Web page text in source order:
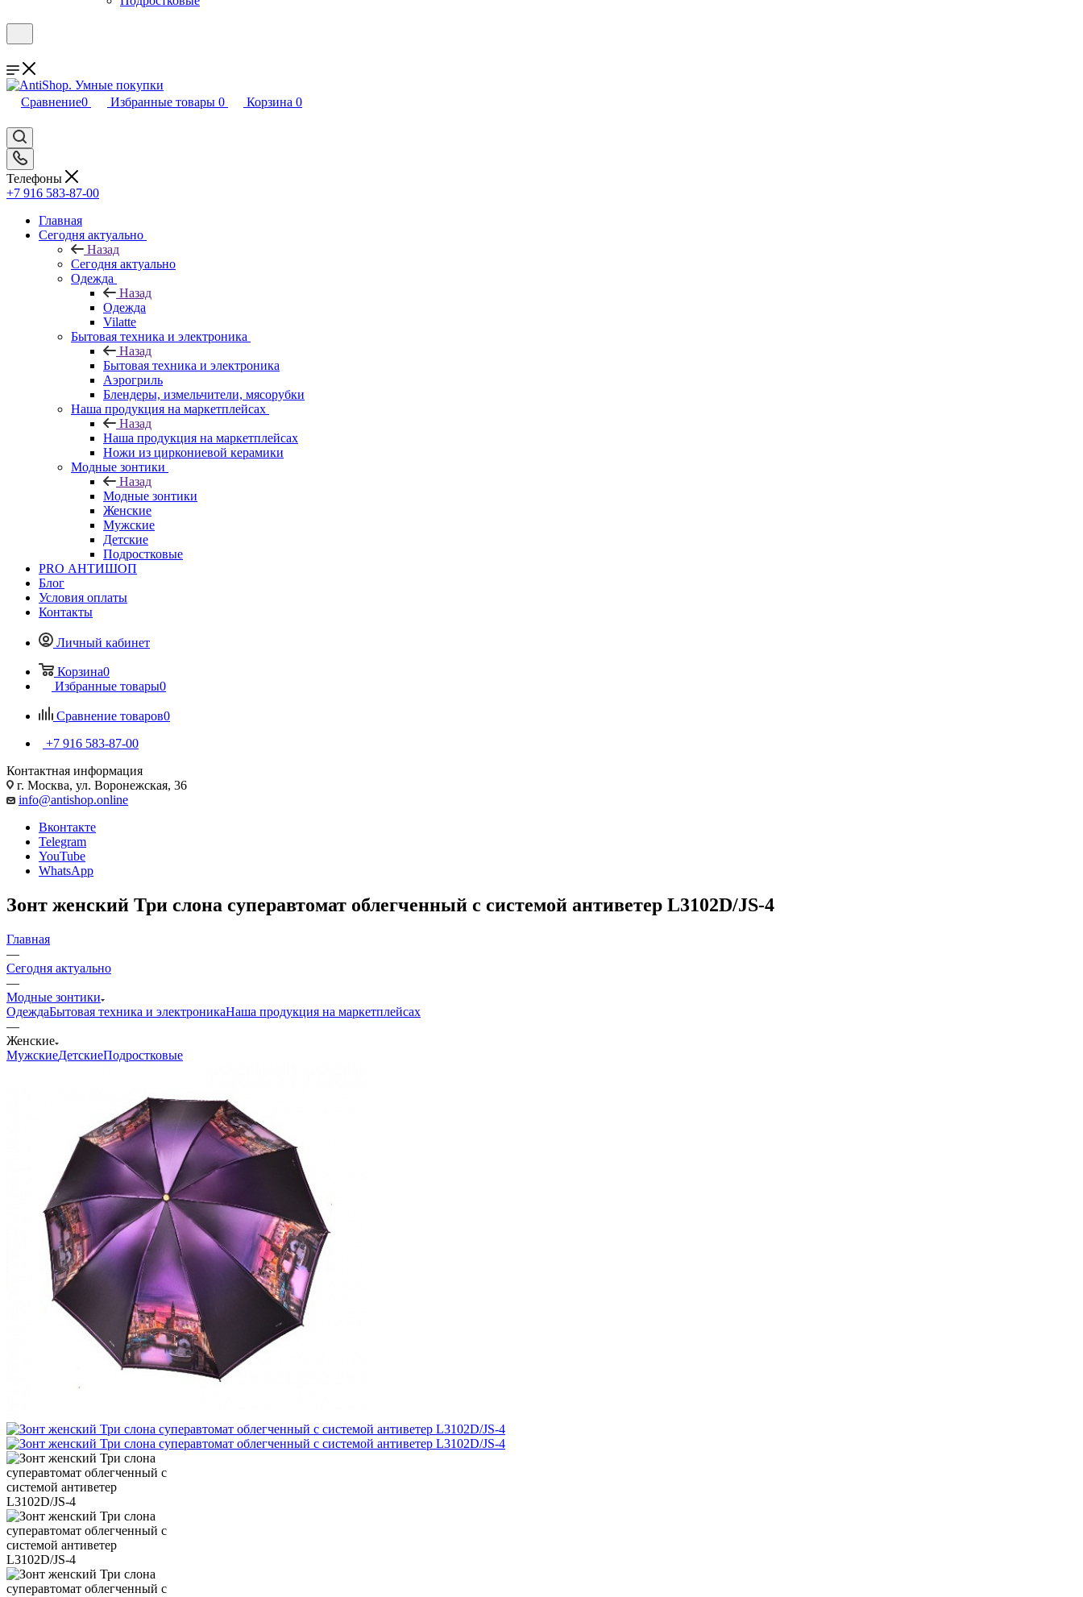
Сравнение0 Избранные товары 0 Корзина 0
Телефоны
+7 916 583-87-00
Главная
Сегодня актуально
Назад
Сегодня актуально
Одежда
Назад
Одежда
Vilatte
Бытовая техника и электроника
Назад
Бытовая техника и электроника
Аэрогриль
Блендеры, измельчители, мясорубки
Наша продукция на маркетплейсах
Назад
Наша продукция на маркетплейсах
Ножи из циркониевой керамики
Модные зонтики
Назад
Модные зонтики
Женские
Мужские
Детские
Подростковые
PRO АНТИШОП
Блог
Условия оплаты
Контакты
Личный кабинет
Корзина0
Избранные товары0
Сравнение товаров0
+7 916 583-87-00
Контактная информация
г. Москва, ул. Воронежская, 36
info@antishop.online
Вконтакте
Telegram
YouTube
WhatsApp
Зонт женский Три слона суперавтомат облегченный с системой антиветер L3102D/JS-4
Главная
—
Сегодня актуально
—
Модные зонтики
ОдеждаБытовая техника и электроникаНаша продукция на маркетплейсах
—
Женские
МужскиеДетскиеПодростковые